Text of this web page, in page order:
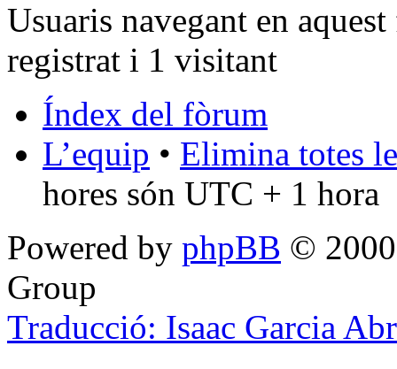
Usuaris navegant en
registrat i 1 visitant
Índex del fòrum
L’equip • Elimina totes
hores són UTC + 1 hora
Powered by phpBB ©
Group
Traducció: Isaac Garcia